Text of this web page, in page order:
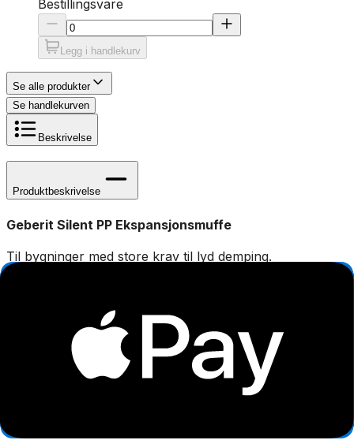
Bestillingsvare
Legg i handlekurv
Se alle produkter
Se handlekurven
Beskrivelse
Produktbeskrivelse
Geberit Silent PP Ekspansjonsmuffe
Til bygninger med store krav til lyd demping.
Materiale: Polypropylen
Rørfarge: Svart
Dimensjon: 40 / 50 / 75 / 110 / 125 / 160 mm